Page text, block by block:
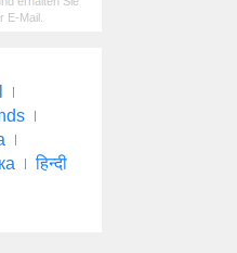
E-Mail.
हिन्दी